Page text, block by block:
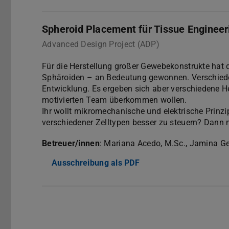
Spheroid Placement für Tissue
Advanced Design Project (ADP)
Für die Herstellung großer Gewebekonstrukte
Sphäroiden – an Bedeutung gewonnen.
Entwicklung. Es ergeben sich aber verschiedene
motivierten Team überkommen wollen.
Ihr wollt mikromechanische und elektrische
verschiedener Zelltypen besser zu steuern? Dann
Betreuer/innen: Mariana Acedo, M.Sc., Jamina
Ausschreibung als PDF